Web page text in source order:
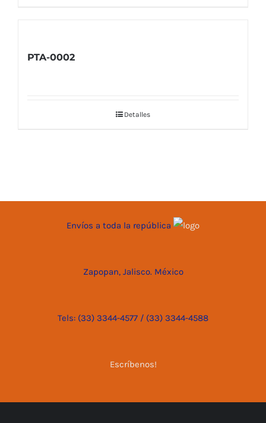
PTA-0002
Detalles
Envíos a toda la república
Zapopan, Jalisco. México
Tels: (33) 3344-4577 / (33) 3344-4588
Escríbenos!